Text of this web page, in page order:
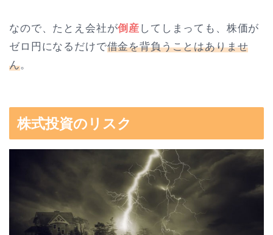
なので、たとえ会社が倒産 してしまっても、株価が
ゼロ円になるだけで借金を背負うことはありませ
ん。
株式投資のリスク